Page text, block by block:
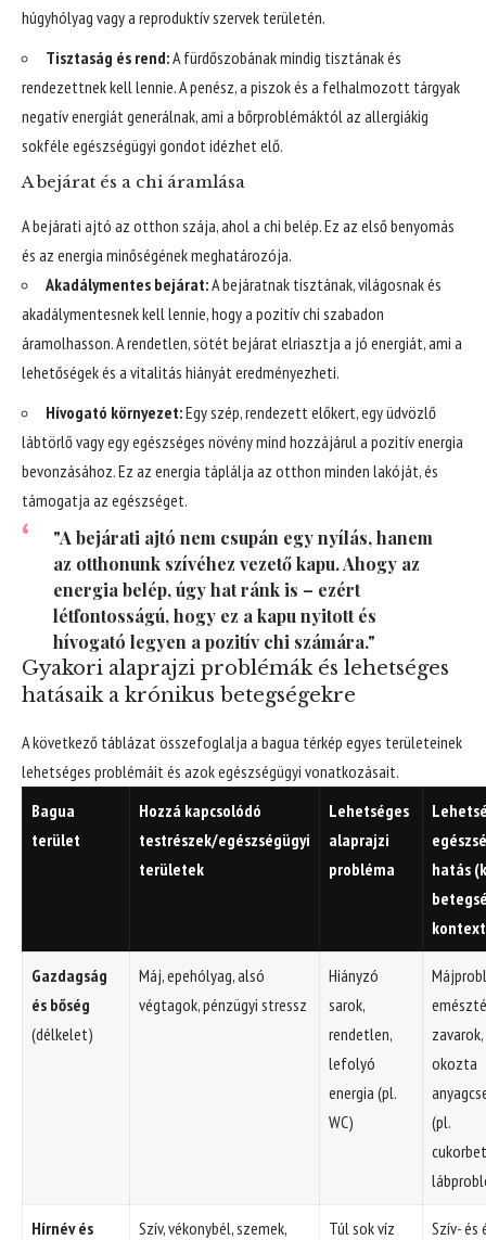
húgyhólyag vagy a reproduktív szervek területén.
Tisztaság és rend:A fürdőszobának mindig tisztának és
rendezettnek kell lennie. A penész, a piszok és a felhalmozott tárgyak
negatív energiát generálnak, ami a bőrproblémáktól az allergiákig
sokféle egészségügyi gondot idézhet elő.
A bejárat és a chi áramlása
A bejárati ajtó az otthon szája, ahol a chi belép. Ez az első benyomás
és az energia minőségének meghatározója.
Akadálymentes bejárat:A bejáratnak tisztának, világosnak és
akadálymentesnek kell lennie, hogy a pozitív chi szabadon
áramolhasson. A rendetlen, sötét bejárat elriasztja a jó energiát, ami a
lehetőségek és a vitalitás hiányát eredményezheti.
Hívogató környezet:Egy szép, rendezett előkert, egy üdvözlő
lábtörlő vagy egy egészséges növény mind hozzájárul a pozitív energia
bevonzásához. Ez az energia táplálja az otthon minden lakóját, és
támogatja az egészséget.
"A bejárati ajtó nem csupán egy nyílás, hanem
az otthonunk szívéhez vezető kapu. Ahogy az
energia belép, úgy hat ránk is – ezért
létfontosságú, hogy ez a kapu nyitott és
hívogató legyen a pozitív chi számára."
Gyakori alaprajzi problémák és lehetséges
hatásaik a krónikus betegségekre
A következő táblázat összefoglalja a bagua térkép egyes területeinek
lehetséges problémáit és azok egészségügyi vonatkozásait.
Bagua
terület
Hozzá kapcsolódó
testrészek/egészségügyi
területek
Lehetséges
alaprajzi
probléma
hatás
Gazdagság
és bőség
(délkelet)
Máj, epehólyag, alsó
végtagok, pénzügyi stressz
Hiányzó
sarok,
rendetlen,
lefolyó
energia (pl.
WC)
okozta
(pl.
Hírnév és Szív, vékonybél, szemek, Túl sok víz Szív- és